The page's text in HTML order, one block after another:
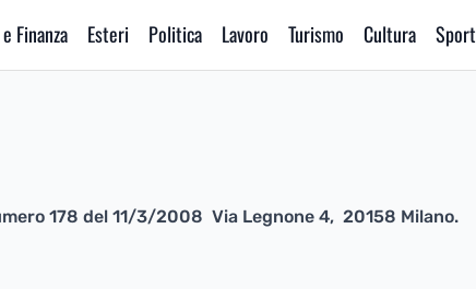
Finanza Esteri Politica Lavoro Turismo Cultura Sport
178 del 11/3/2008 Via Legnone 4, 20158 Milano.